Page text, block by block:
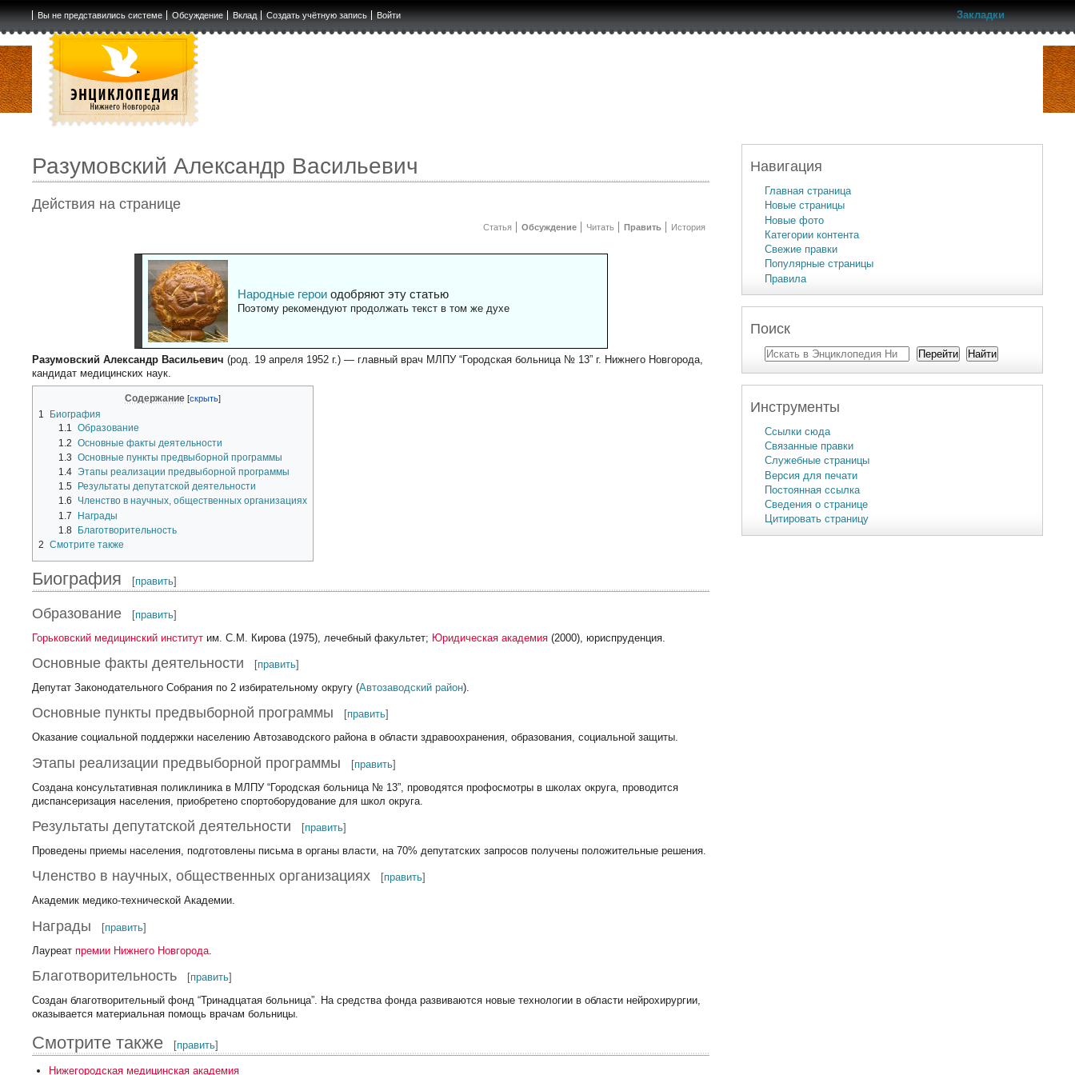
Вы не представились системе Обсуждение Вклад Создать учётную запись Войти Закладки
Разумовский Александр Васильевич
Действия на странице
Статья Обсуждение Читать Править История
Народные героиодобряют эту статью
Поэтому рекомендуют продолжать текст в том же духе
Разумовский Александр Васильевич (род. 19 апреля 1952 г.) — главный врач МЛПУ “Городская больница № 13” г. Нижнего Новгорода,
кандидат медицинских наук.
Содержание
1
Биография
1.1 Образование
1.2 Основные факты деятельности
1.3 Основные пункты предвыборной программы
1.4 Этапы реализации предвыборной программы
1.5
Результаты депутатской деятельности
1.6
Членство в научных, общественных организациях
1.7
Награды
1.8 Благотворительность
2 Смотрите также
Биография [править]
Образование [править]
Горьковский медицинский институт им. С.М. Кирова (1975), лечебный факультет; Юридическая академия (2000), юриспруденция.
Основные факты деятельности [править]
Депутат Законодательного Собрания по 2 избирательному округу (Автозаводский район).
Основные пункты предвыборной программы [править]
Оказание социальной поддержки населению Автозаводского района в области здравоохранения, образования, социальной защиты.
Этапы реализации предвыборной программы [править]
Создана консультативная поликлиника в МЛПУ “Городская больница № 13”, проводятся профосмотры в школах округа, проводится
диспансеризация населения, приобретено спортоборудование для школ округа.
Результаты депутатской деятельности [править]
Проведены приемы населения, подготовлены письма в органы власти, на 70% депутатских запросов получены положительные решения.
Членство в научных, общественных организациях [править]
Академик медико-технической Академии.
Награды [править]
Лауреатпремии Нижнего Новгорода
Благотворительность [править]
Создан благотворительный фонд “Тринадцатая больница”. На средства фонда развиваются новые технологии в области нейрохирургии,
оказывается материальная помощь врачам больницы.
Смотрите также [править]
Нижегородская медицинская академия
Навигация
Главная страница
Новые страницы
Новые фото
Категории контента
Свежие правки
Популярные страницы
Правила
Поиск
Инструменты
Ссылки сюда
Связанные правки
Служебные страницы
Версия для печати
Постоянная ссылка
Сведения о странице
Цитировать страницу